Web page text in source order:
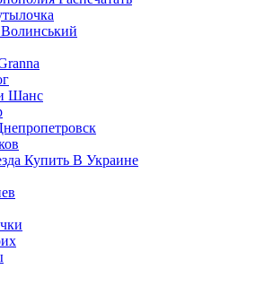
Шанс
Купить В Украине